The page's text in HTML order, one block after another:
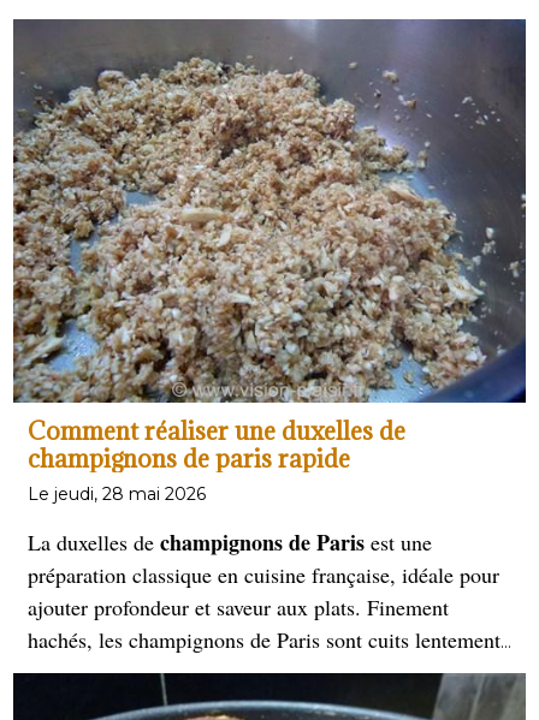
gourmand. Parfaite pour des desserts raffinés comme
les tartes aux fruits ou les créations pâtissières
originales.
Comment réaliser une duxelles de
champignons de paris rapide
Le jeudi, 28 mai 2026
La duxelles de champignons de Paris est une
préparation classique en cuisine française, idéale pour
ajouter profondeur et saveur aux plats. Finement
hachés, les champignons de Paris sont cuits lentement
avec des échalotes et du beurre jusqu'à obtenir une
consistance presque sèche et concentrée en arômes.